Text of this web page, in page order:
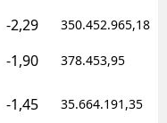
-2,29 350.452.965,18
-1,90 378.453,95
-1,45 35.664.191,35